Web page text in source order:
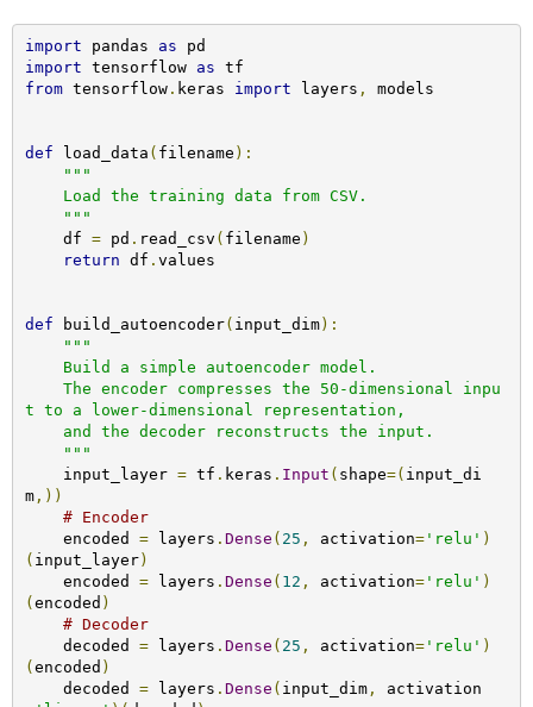
import pandas as
import tensorflow as
from tensorflow. keras import layers , models
def load_data ( filename ):
"""
    """
    df
= pd . read_csv ( filename )
return df . values
def build_autoencoder( input_dim):
"""
t to a lower-dimensional representation,
    """
    input_layer
= tf . keras . Input ( shape=( input_di
m,))
# Encoder
    encoded
= layers . Dense ( 25 , activation='relu' )
( input_layer)
    encoded
= layers . Dense ( 12 , activation='relu' )
( encoded )
# Decoder
    decoded
= layers . Dense ( 25 , activation='relu' )
( encoded )
    decoded
= layers . Dense ( input_dim,
activation